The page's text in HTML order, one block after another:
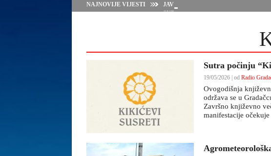
NAJNOVIJE VIJESTI
JAVNI POZIV ZA PODNOŠENJE
SUFINANSIRANJE TROŠKOVA
Sutra počinju
19/05/2026 | od Radio
Ovogodišnja
održava se u
Završno književno
manifestacije